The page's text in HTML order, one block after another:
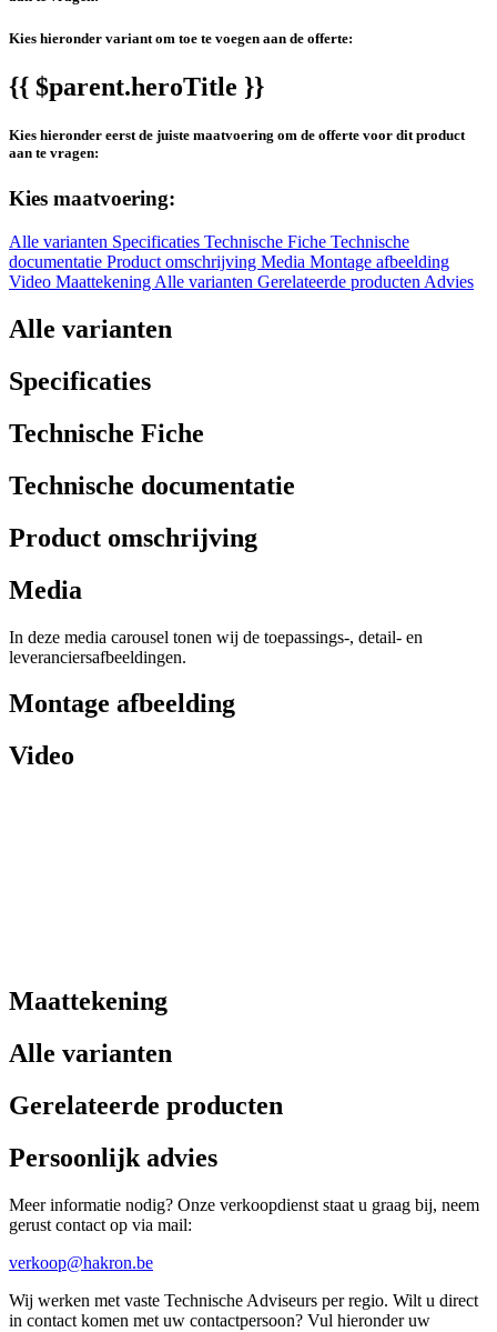
Kies hieronder variant om toe te voegen aan de offerte:
{{ $parent.heroTitle }}
Kies hieronder eerst de juiste maatvoering om de offerte voor dit product
aan te vragen:
Kies maatvoering:
Alle varianten Specificaties Technische Fiche Technische
documentatie Product omschrijving Media Montage afbeelding
Video Maattekening Alle varianten Gerelateerde producten Advies
Alle varianten
Specificaties
Technische Fiche
Technische documentatie
Product omschrijving
Media
In deze media carousel tonen wij de toepassings-, detail- en
leveranciersafbeeldingen.
Montage afbeelding
Video
Maattekening
Alle varianten
Gerelateerde producten
Persoonlijk advies
Meer informatie nodig? Onze verkoopdienst staat u graag bij, neem
gerust contact op via mail:
verkoop@hakron.be
Wij werken met vaste Technische Adviseurs per regio. Wilt u direct
in contact komen met uw contactpersoon? Vul hieronder uw